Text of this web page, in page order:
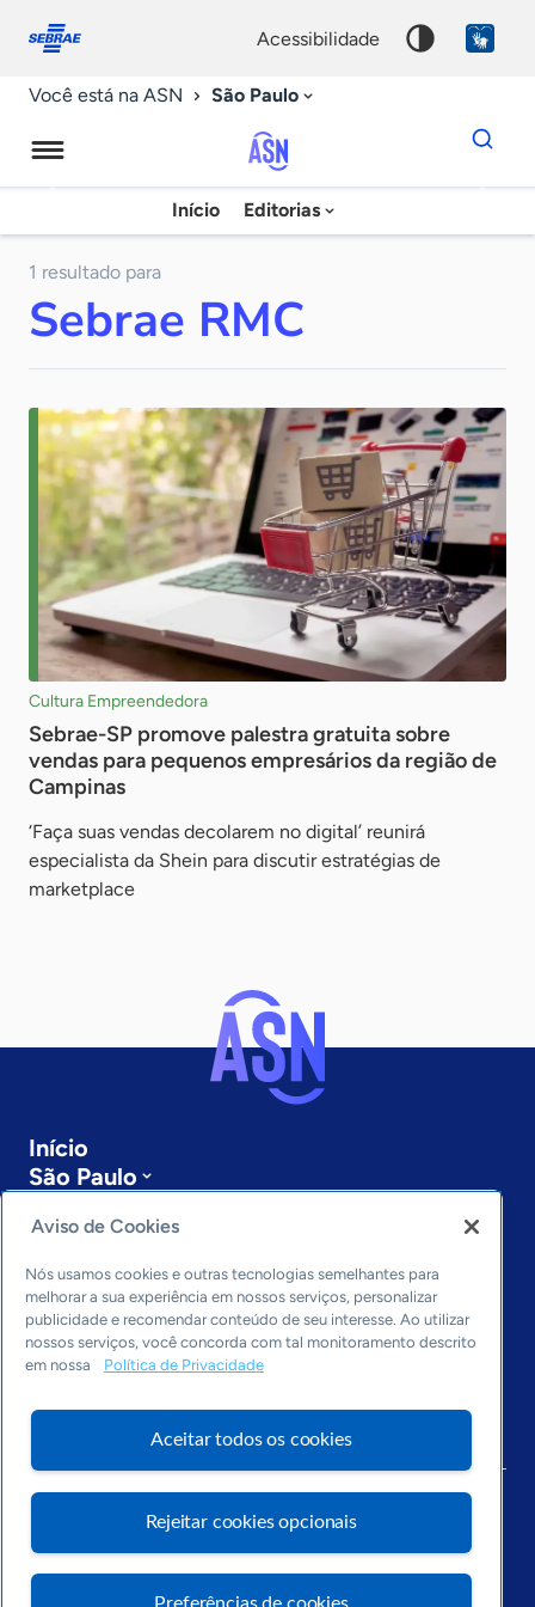
conosco
acessibilidade
Você está na ASN São Paulo
Agência
Sebrae
Notícias
Início Editorias
Dados
para
chave
1 resultado para
Sebrae RMC
Cultura Empreendedora
Sebrae-SP promove palestra gratuita sobre
vendas para pequenos empresários da região de
Campinas
‘Faça suas vendas decolarem no digital’ reunirá
especialista da Shein para discutir estratégias de
marketplace
Início
São Paulo
Últimas notícias
Entre em contato
Editorias
Economia & Política
Inovação & Tecnologia
Dados
Aviso de Cookies
Nós usamos cookies e outras tecnologias semelhantes para
melhorar a sua experiência em nossos serviços, personalizar
publicidade e recomendar conteúdo de seu interesse. Ao utilizar
nossos serviços, você concorda com tal monitoramento descrito
em nossa
Política de Privacidade
Aceitar todos os cookies
Rejeitar cookies opcionais